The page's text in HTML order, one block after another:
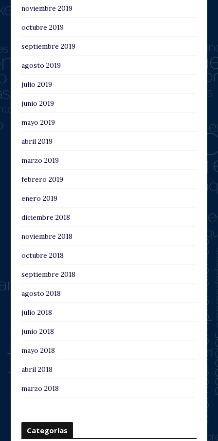
noviembre 2019
octubre 2019
septiembre 2019
agosto 2019
julio 2019
junio 2019
mayo 2019
abril 2019
marzo 2019
febrero 2019
enero 2019
diciembre 2018
noviembre 2018
octubre 2018
septiembre 2018
agosto 2018
julio 2018
junio 2018
mayo 2018
abril 2018
marzo 2018
Categorías